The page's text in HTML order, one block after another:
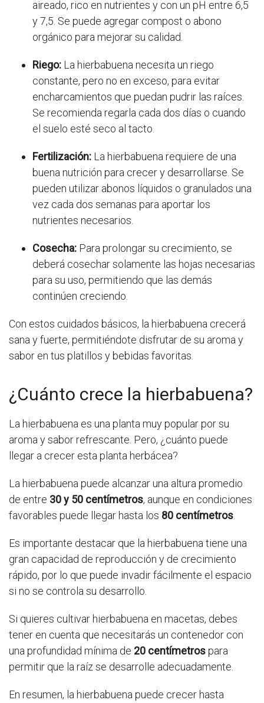
aireado, rico en nutrientes y con un pH entre 6,5
y 7,5. Se puede agregar compost o abono
orgánico para mejorar su calidad.
Riego: La hierbabuena necesita un riego
constante, pero no en exceso, para evitar
encharcamientos que puedan pudrir las raíces.
Se recomienda regarla cada dos días o cuando
el suelo esté seco al tacto.
Fertilización: La hierbabuena requiere de una
buena nutrición para crecer y desarrollarse. Se
pueden utilizar abonos líquidos o granulados una
vez cada dos semanas para aportar los
nutrientes necesarios.
Cosecha: Para prolongar su crecimiento, se
deberá cosechar solamente las hojas necesarias
para su uso, permitiendo que las demás
continúen creciendo.
Con estos cuidados básicos, la hierbabuena crecerá
sana y fuerte, permitiéndote disfrutar de su aroma y
sabor en tus platillos y bebidas favoritas.
¿Cuánto crece la hierbabuena?
La hierbabuena es una planta muy popular por su
aroma y sabor refrescante. Pero, ¿cuánto puede
llegar a crecer esta planta herbácea?
La hierbabuena puede alcanzar una altura promedio
de entre 30 y 50 centímetros, aunque en condiciones
favorables puede llegar hasta los 80 centímetros
Es importante destacar que la hierbabuena tiene una
gran capacidad de reproducción y de crecimiento
rápido, por lo que puede invadir fácilmente el espacio
si no se controla su desarrollo.
Si quieres cultivar hierbabuena en macetas, debes
tener en cuenta que necesitarás un contenedor con
una profundidad mínima de 20 centímetrospara
permitir que la raíz se desarrolle adecuadamente.
En resumen, la hierbabuena puede crecer hasta